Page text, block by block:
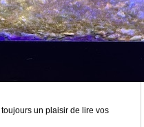
un plaisir de lire vos